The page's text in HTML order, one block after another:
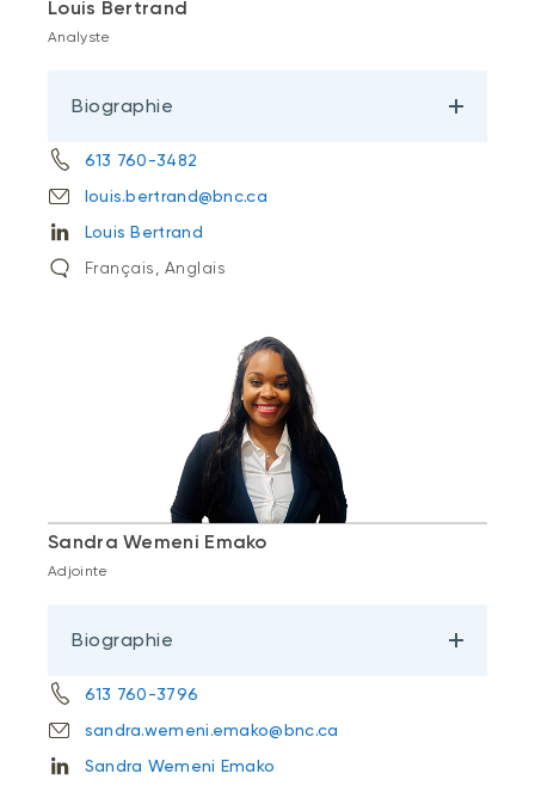
Louis Bertrand
Analyste
Biographie
613 760-3482
louis.bertrand@bnc.ca
Louis Bertrand
Français, Anglais
Sandra Wemeni Emako
Adjointe
Biographie
613 760-3796
sandra.wemeni.emako@bnc.ca
Sandra Wemeni Emako